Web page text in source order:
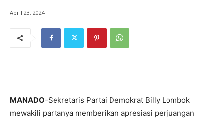
April 23, 2024
MANADO-Sekretaris Partai Demokrat Billy Lombok
mewakili partanya memberikan apresiasi perjuangan